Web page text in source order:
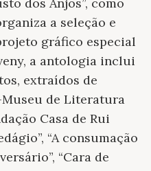
a seleção e
gráfico especial
a antologia inclui
extraídos de
de Literatura
Casa de Rui
“A consumação
“Cara de